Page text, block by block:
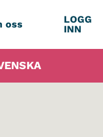
oss
LOGG
INN